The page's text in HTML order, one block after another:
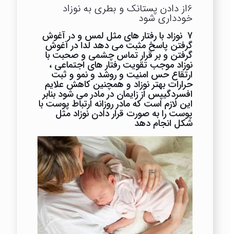
6از دادن پستانک و بطری به نوزاد
خودداری شود
7 نوزاد با رفتار های مثل لمس و در آغوش
گرفتن پاسخ مثبت می دهد لدا در آغوش
گرفتن و بر قرار تماس چشمی و صحبت با
نوزاد موجب تقویت رفتار های اجتماعی ،
ارتقاع حس امنیت و روشد و نمو و ثبت
حرارات بهتر نوزاد و همچنین کاهش علایم
افسردگیپس از زایمان در مادر می شود بنابر
این لازم است که مادر روزانه ارتباط پوست با
پوست را به صورت قرار دادن نوزاد مثل
شکل انجام دهد